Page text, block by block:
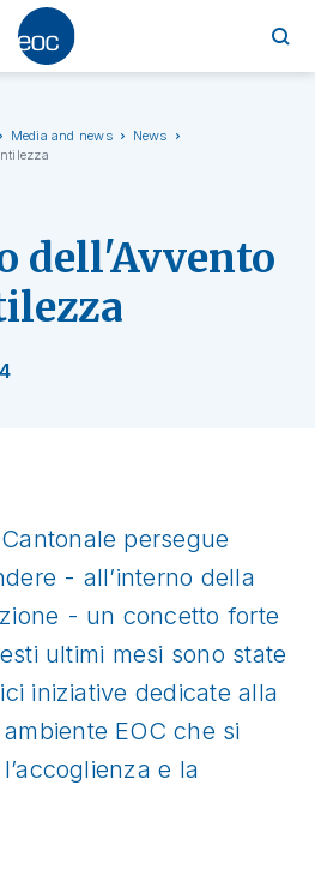
Media and news
News
dell'Avvento
persegue
- all’interno della
- un concetto forte
ultimi mesi sono state
iniziative dedicate alla
EOC che si
e la